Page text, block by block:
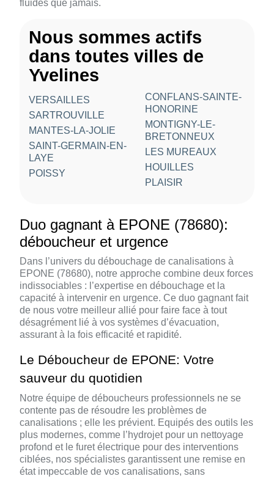
fluides que jamais.
Nous sommes actifs
dans toutes villes de
Yvelines
VERSAILLES
SARTROUVILLE
MANTES-LA-JOLIE
SAINT-GERMAIN-EN-
LAYE
POISSY
CONFLANS-SAINTE-
HONORINE
MONTIGNY-LE-
BRETONNEUX
LES MUREAUX
HOUILLES
PLAISIR
Duo gagnant à EPONE (78680):
déboucheur et urgence
Dans l’univers du débouchage de canalisations à
EPONE (78680), notre approche combine deux forces
indissociables : l’expertise en débouchage et la
capacité à intervenir en urgence. Ce duo gagnant fait
de nous votre meilleur allié pour faire face à tout
désagrément lié à vos systèmes d’évacuation,
assurant à la fois efficacité et rapidité.
Le Déboucheur de EPONE: Votre
sauveur du quotidien
Notre équipe de déboucheurs professionnels ne se
contente pas de résoudre les problèmes de
canalisations ; elle les prévient. Equipés des outils les
plus modernes, comme l’hydrojet pour un nettoyage
profond et le furet électrique pour des interventions
ciblées, nos spécialistes garantissent une remise en
état impeccable de vos canalisations, sans